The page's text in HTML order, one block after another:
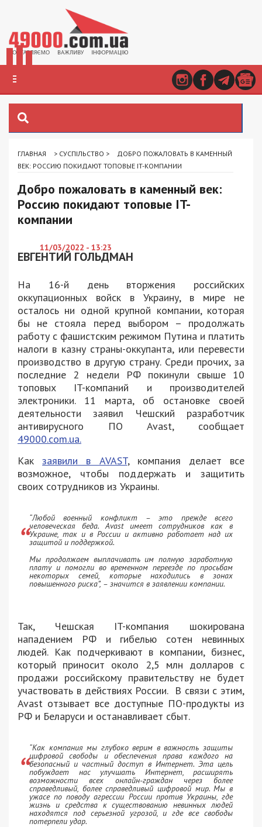
ГЛАВНАЯ > СУСПІЛЬСТВО >
ДОБРО ПОЖАЛОВАТЬ В КАМЕННЫЙ
ВЕК: РОССИЮ ПОКИДАЮТ ТОПОВЫЕ IT-КОМПАНИИ
Добро пожаловать в каменный век:
Россию покидают топовые IT-
компании
11/03/2022 - 13:23
ЕВГЕНТИЙ ГОЛЬДМАН
На 16-й день вторжения российских
оккупационных войск в Украину, в мире не
осталось ни одной крупной компании, которая
бы не стояла перед выбором – продолжать
работу с фашистским режимом Путина и платить
налоги в казну страны-оккупанта, или перевести
производство в другую страну. Среди прочих, за
последние 2 недели РФ покинули свыше 10
топовых IT-компаний и производителей
электроники. 11 марта, об остановке своей
деятельности заявил Чешский разработчик
антивирусного ПО Avast, сообщает
49000.com.ua.
Какзаявили в AVAST, компания делает все
возможное, чтобы поддержать и защитить
своих сотрудников из Украины.
“Любой военный конфликт – это прежде всего
человеческая беда. Avast имеет сотрудников как в
Украине, так и в России и активно работает над их
защитой и поддержкой.
Мы продолжаем выплачивать им полную заработную
плату и помогли во временном переезде по просьбам
некоторых семей, которые находились в зонах
повышенного риска”, – значится в заявлении компании.
Так, Чешская IT-компания шокирована
нападением РФ и гибелью сотен невинных
людей. Как подчеркивают в компании, бизнес,
который приносит около 2,5 млн долларов с
продажи российскому правительству не будет
участвовать в действиях России. В связи с этим,
Avast отзывает все доступные ПО-продукты из
РФ и Беларуси и останавливает сбыт.
“Как компания мы глубоко верим в важность защиты
цифровой свободы и обеспечения права каждого на
безопасный и частный доступ в Интернет. Эта цель
побуждает нас улучшать Интернет, расширять
возможности всех онлайн-граждан через более
справедливый, более справедливый цифровой мир. Мы в
ужасе по поводу агрессии России против Украины, где
жизнь и средства к существованию невинных людей
находятся под серьезной угрозой, и где все свободы
потерпели удар.